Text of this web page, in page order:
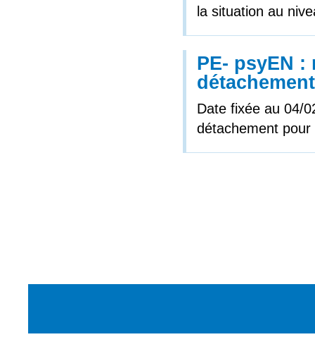
la situation au
PE- psyEN
détachement
Date fixée au 04/
détachement